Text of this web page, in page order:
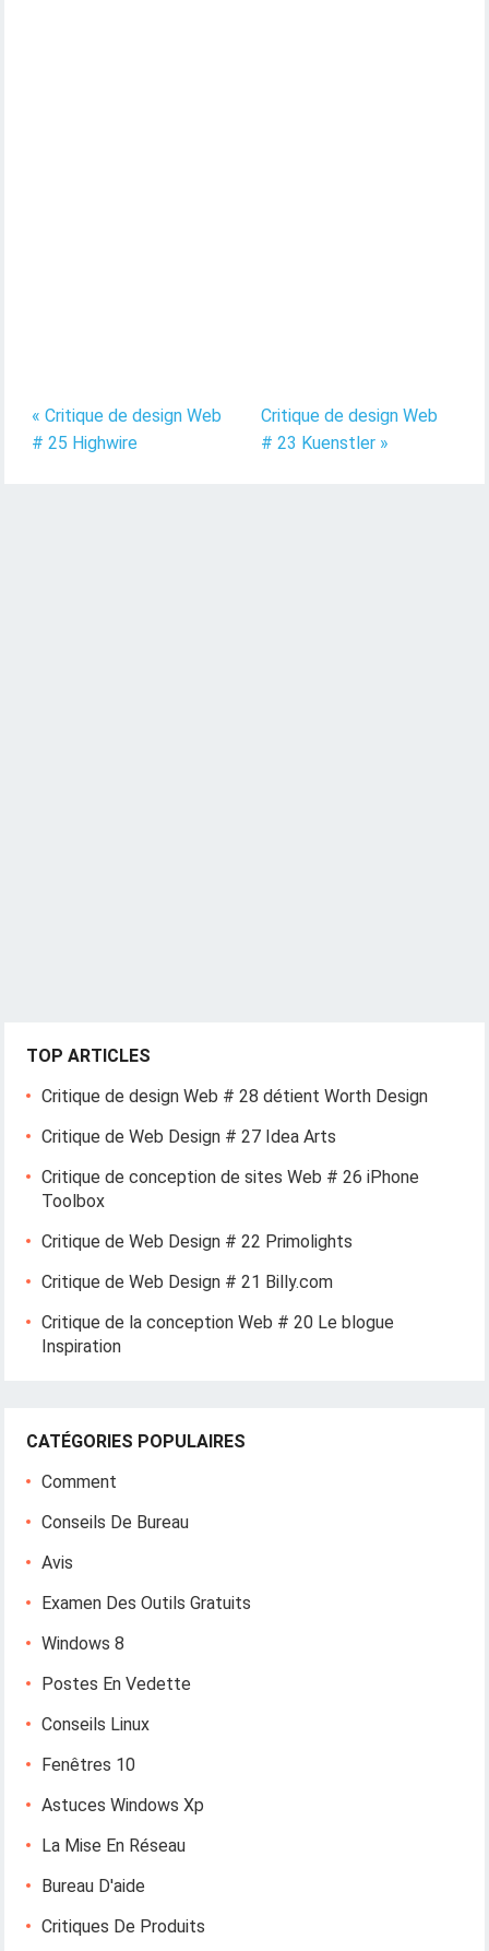
« Critique de design Web
# 25 Highwire
Critique de design Web
# 23 Kuenstler »
TOP ARTICLES
Critique de design Web # 28 détient Worth Design
Critique de Web Design # 27 Idea Arts
Critique de conception de sites Web # 26 iPhone
Toolbox
Critique de Web Design # 22 Primolights
Critique de Web Design # 21 Billy.com
Critique de la conception Web # 20 Le blogue
Inspiration
CATÉGORIES POPULAIRES
Comment
Conseils De Bureau
Avis
Examen Des Outils Gratuits
Windows 8
Postes En Vedette
Conseils Linux
Fenêtres 10
Astuces Windows Xp
La Mise En Réseau
Bureau D'aide
Critiques De Produits